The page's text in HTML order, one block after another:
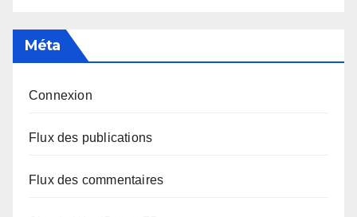
Méta
Connexion
Flux des publications
Flux des commentaires